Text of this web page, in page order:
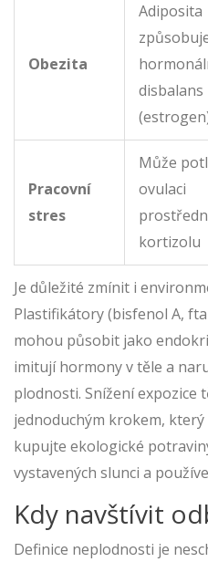
Obezita
Adiposita
disbalans
Pracovní
stres
Může
ovulaci
kortizolu
Je důležité zmínit i
Plastifikátory (bisfenol A,
mohou působit jako
imitují hormony v těle a
plodnosti. Snížení expozice
jednoduchým krokem,
kupujte ekologické
vystavených slunci a
Kdy navštívit
Definice neplodnosti je